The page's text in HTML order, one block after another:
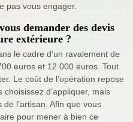
pas vous engager.
demander des devis
extérieure ?
le cadre d’un ravalement de
euros et 12 000 euros. Tout
Le coût de l’opération repose
d’appliquer, mais
l’artisan. Afin que vous
pour mener à bien ce